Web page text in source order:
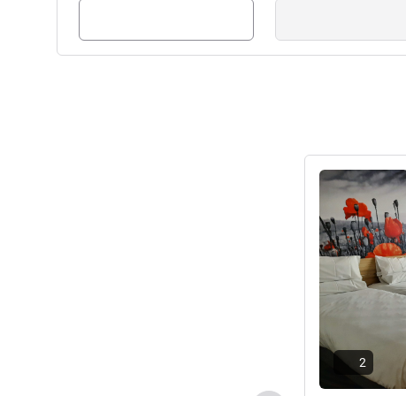
расположению отеля в
музеи, включая известный
Подробная
2